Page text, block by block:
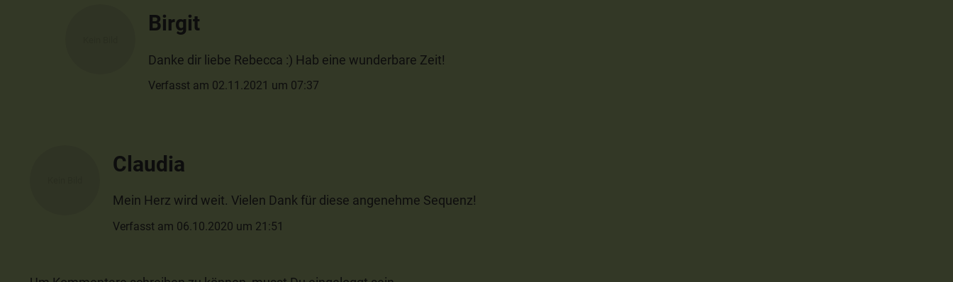
Birgit
Danke dir liebe Rebecca :) Hab eine wunderbare Zeit!
Verfasst am 02.11.2021 um 07:37
Claudia
Mein Herz wird weit. Vielen Dank für diese angenehme Sequenz!
Verfasst am 06.10.2020 um 21:51